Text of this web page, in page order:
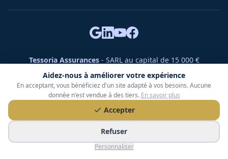
Aidez-nous à améliorer votre expérience
En acceptant, vous bénéficiez d'un site adapté à vos besoins. Aucune
donnée n'est vendue à des tiers. En savoir plus
Accepter
Refuser
Personnaliser
Tessoria Assurances- SARL au capital de 15 000 €
ORIAS n° 25007309 - RCS 990 206 179 - Membre du réseau
360 Courtage
RC Pro : Klarity - Contrat n° CCOUK000785
49 chemin des Gardettes Sine, 06570 Saint-Paul-de-Vence
© Tessoria Assurances. Tous droits réservés.